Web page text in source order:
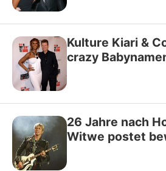
Kulture Kiari &
crazy
26 Jahre nach
Witwe postet